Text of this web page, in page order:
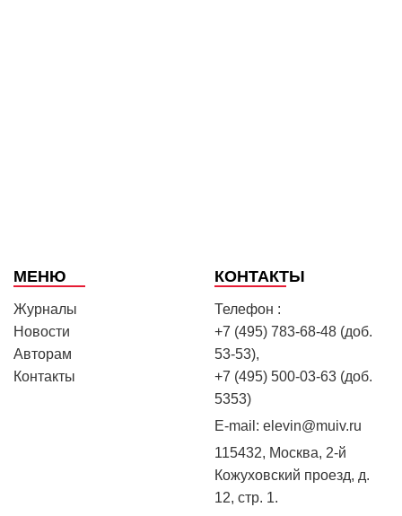
МЕНЮ
Журналы
Новости
Авторам
Контакты
КОНТАКТЫ
Телефон :
+7 (495) 783-68-48 (доб.
53-53),
+7 (495) 500-03-63 (доб.
5353)
E-mail: elevin@muiv.ru
115432, Москва, 2-й
Кожуховский проезд, д.
12, стр. 1.